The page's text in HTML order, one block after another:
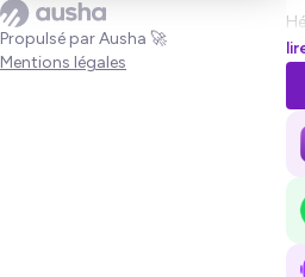
Propulsé par Ausha 🚀
Mentions légales